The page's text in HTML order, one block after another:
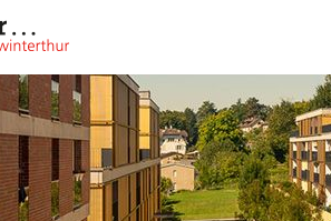
Home Kontakt